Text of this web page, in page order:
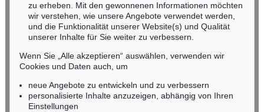
NORDDEUTSCHLAND
Nico Kassel, M.A.
Tel.: +49 (0)89 55244-164
Mobil: +49 (0)171 8618661
n.kassel@kettererkunst.de
Keine Auktion mehr verpassen!
zu erheben. Mit den gewonnenen Informationen möchten
wir verstehen, wie unsere Angebote verwendet werden,
und die Funktionalität unserer Website(s) und Qualität
unserer Inhalte für Sie weiter zu verbessern.
Wenn Sie „Alle akzeptieren“ auswählen, verwenden wir
Cookies und Daten auch, um
neue Angebote zu entwickeln und zu verbessern
personalisierte Inhalte anzuzeigen, abhängig von Ihren
Einstellungen